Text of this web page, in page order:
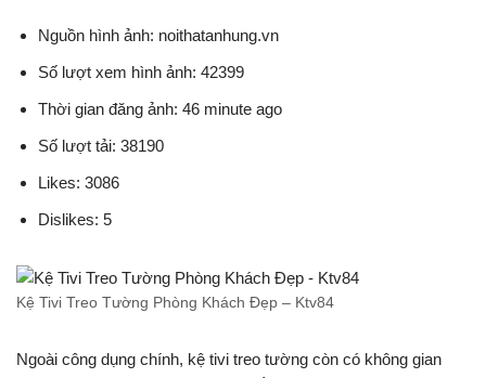
Nguồn hình ảnh: noithatanhung.vn
Số lượt xem hình ảnh: 42399
Thời gian đăng ảnh: 46 minute ago
Số lượt tải: 38190
Likes: 3086
Dislikes: 5
Kệ Tivi Treo Tường Phòng Khách Đẹp – Ktv84
Ngoài công dụng chính, kệ tivi treo tường còn có không gian